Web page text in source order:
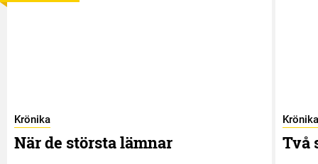
Krönika
När de största lämnar
Krönika
Två